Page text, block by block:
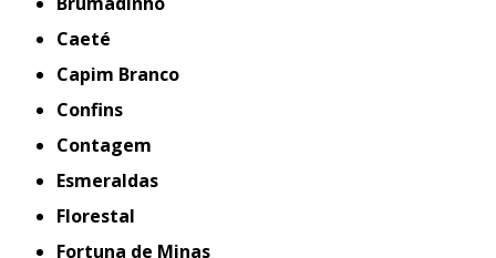
Caeté
Capim Branco
Confins
Contagem
Esmeraldas
Florestal
Fortuna de Minas